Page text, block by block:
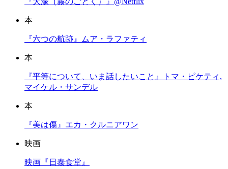
本
『六つの航跡』ムア・ラファティ
本
『平等について、いま話したいこと』トマ・ピケティ,
マイケル・サンデル
本
『美は傷』エカ・クルニアワン
映画
映画『日泰食堂』